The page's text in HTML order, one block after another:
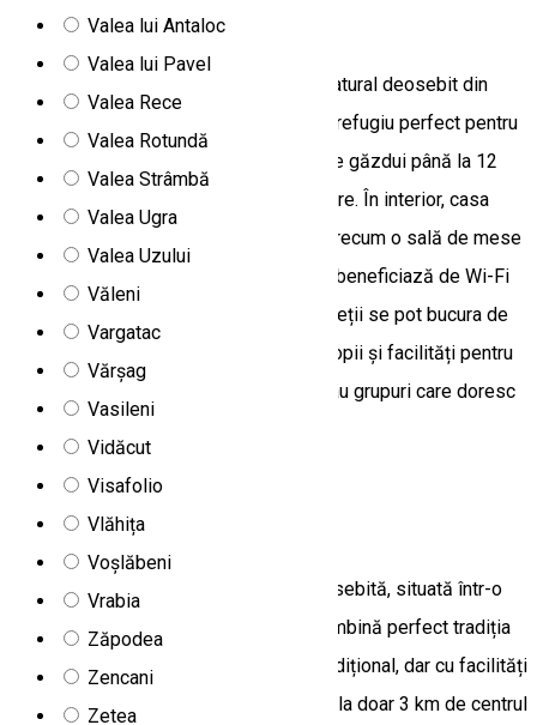
Valea lui Antaloc
Valea lui Pavel
Valea Rece
Valea Rotundă
Valea Strâmbă
Valea Ugra
Valea Uzului
Văleni
Vargatac
Vărșag
Vasileni
Vidăcut
Visafolio
Vlăhița
Voșlăbeni
Vrabia
Zăpodea
Zencani
Zetea
Casa Bradu
Casa Bradu este situată într-un cadru natural deosebit din
Sarmaș, Fundoaia, Harghita, oferind un refugiu perfect pentru
relaxare în orice anotimp. Aceasta poate găzdui până la 12
adulți și 4 copii, distribuiți în șase camere. În interior, casa
dispune de spații comune primitoare, precum o sală de mese
și un living cu șemineu, toate camerele beneficiază de Wi-Fi
gratuit și TV prin cablu. În exterior, oaspeții se pot bucura de
un ciubăr încălzit, loc de joacă pentru copii și facilități pentru
grătar. Locul este ideal pentru familii sau grupuri care doresc
Casa Bunicii
Casa Bunicii este un loc de cazare deosebită, situată într-o
zonă liniștită, construită în 2020, care îmbină perfect tradiția
cu confortul actual. Amenajată în stil tradițional, dar cu facilități
moderne, Casa Bunicii din Satul Nuțeni, la doar 3 km de centrul